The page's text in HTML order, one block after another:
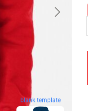
blank template